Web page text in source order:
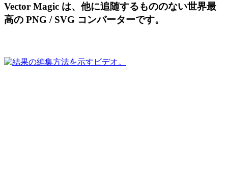
Vector Magic は、他に追随するもののない世界最
高の PNG / SVG コンバーターです。